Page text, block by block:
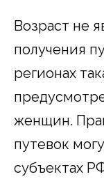
Возраст не
получения
регионах
женщин.
путевок
субъектах